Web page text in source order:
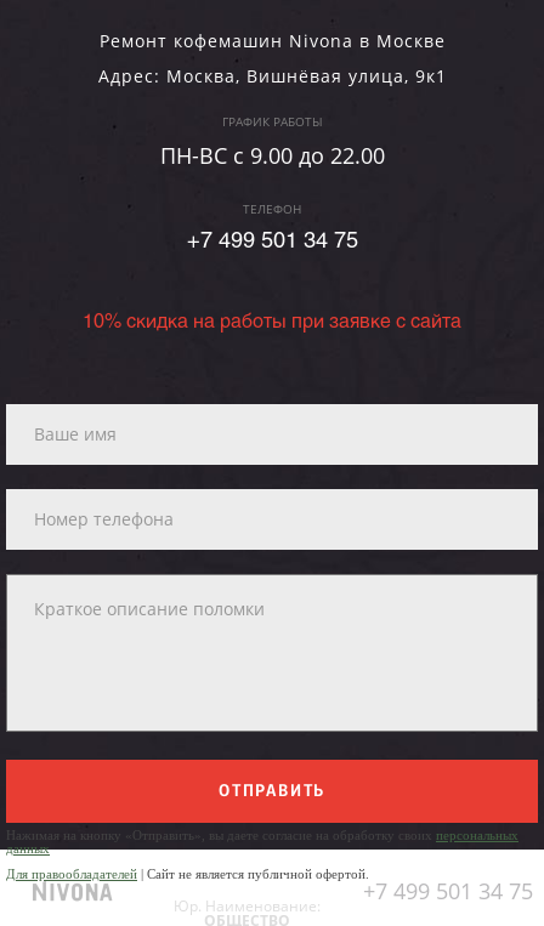
Ремонт кофемашин Nivona в Москве
Адрес: Москва, Вишнёвая улица, 9к1
ГРАФИК РАБОТЫ
ПН-ВC c 9.00 до 22.00
ТЕЛЕФОН
+7 499 501 34 75
10% скидка на работы при заявке с сайта
ОТПРАВИТЬ
Нажимая на кнопку «Отправить», вы даете согласие на обработку своих персональных
данных
Для правообладателей | Сайт не является публичной офертой.
+7 499 501 34 75
Юр. Наименование:
ОБЩЕСТВО